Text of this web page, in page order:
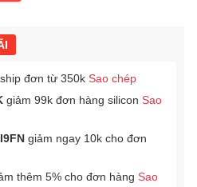
đơn từ 350k Sao chép
giảm 99k đơn hàng silicon Sao
giảm ngay 10k cho đơn
thêm 5% cho đơn hàng Sao